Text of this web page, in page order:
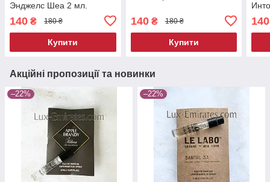
Энджелс Шеа 2 мл.
140 ₴ 180 ₴
Купити
140₴ 180 ₴
Купити
140
Акційні пропозиції та новинки
–22% –22%